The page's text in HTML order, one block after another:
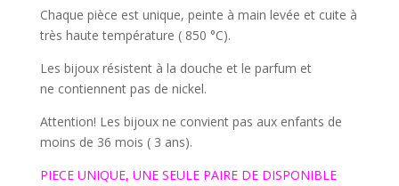
Chaque pièce est unique, peinte à main levée et cuite à
très haute température ( 850 °C).
Les bijoux résistent à la douche et le parfum et
ne contiennent pas de nickel.
Attention! Les bijoux ne convient pas aux enfants de
moins de 36 mois ( 3 ans).
PIECE UNIQUE, UNE SEULE PAIRE DE DISPONIBLE